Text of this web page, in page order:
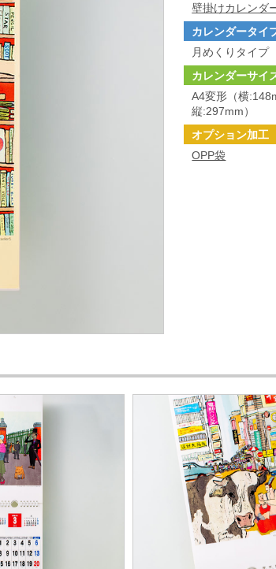
壁掛けカレンダ
カレンダータイ
月めくりタイプ
カレンダーサイ
A4変形（横
縦:297mm）
オプション加工
OPP袋